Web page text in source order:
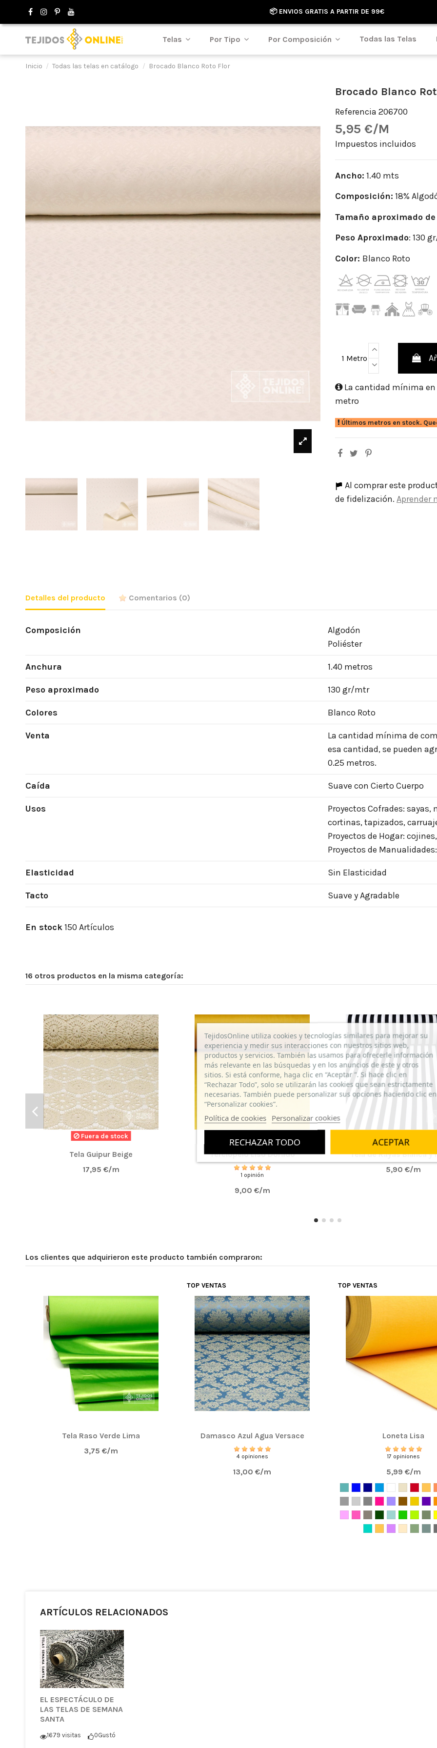
📦 ENVIOS GRATIS A PARTIR DE 99€
Telas Por Tipo Por Composición Todas las Telas
Inicio Todas las telas en catálogo Brocado Blanco Roto Flor
Brocado Blanco
Referencia 206700
5,95 €/M
Impuestos incluidos
Ancho: 1.40 mts
Composición: 18%
Tamaño aproximado
Peso Aproximado: 130
Color: Blanco Roto
1 Metro
La cantidad mínima en
metro
Últimos metros en stock.
Al comprar este
de fidelización. Aprender
Detalles del producto Comentarios (0)
Composición
Algodón
Poliéster
Anchura 1.40 metros
Peso aproximado 130 gr/mtr
Colores Blanco Roto
Venta
La cantidad mínima de
esa cantidad, se pueden
0.25 metros.
Caída Suave con Cierto Cuerpo
Usos
Proyectos Cofrades:
cortinas, tapizados,
Proyectos de Hogar:
Proyectos de
Elasticidad Sin Elasticidad
Tacto Suave y Agradable
En stock150 Artículos
16 otros productos en la misma categoría:
Fuera de stock
Tela Guipur Beige
17,95 €/m
Terciopelo Liso Dorado
1 opinión
9,00 €/m
Tela de Rayas Blanca y
5,90 €/m
Los clientes que adquirieron este producto también compraron:
Tela Raso Verde Lima
3,75 €/m
TOP VENTAS
Damasco Azul Agua Versace
4 opiniones
13,00 €/m
TOP VENTAS
Loneta Lisa
17 opiniones
5,99 €/m
ARTÍCULOS RELACIONADOS
EL ESPECTÁCULO DE
LAS TELAS DE SEMANA
SANTA
1679 visitas 0Gustó
TejidosOnline utiliza cookies y tecnologías similares para mejorar su
experiencia y medir sus interacciones con nuestros sitios web,
productos y servicios. También las usamos para ofrecerle información
más relevante en las búsquedas y en los anuncios de este y otros
sitios. Si está conforme, haga clic en “Aceptar ”. Si hace clic en
“Rechazar Todo”, solo se utilizarán las cookies que sean estrictamente
necesarias. También puede personalizar sus opciones haciendo clic en
“Personalizar cookies”.
Política de cookies Personalizar cookies
RECHAZAR TODO ACEPTAR